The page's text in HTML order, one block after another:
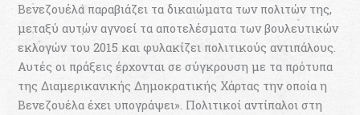
Βενεζουέλα παραβιάζει τα δικαιώματα των πολιτών της,
μεταξύ αυτών αγνοεί τα αποτελέσματα των βουλευτικών
εκλογών του 2015 και φυλακίζει πολιτικούς αντιπάλους.
Αυτές οι πράξεις έρχονται σε σύγκρουση με τα πρότυπα
της Διαμερικανικής Δημοκρατικής Χάρτας την οποία η
Βενεζουέλα έχει υπογράψει». Πολιτικοί αντίπαλοι στη